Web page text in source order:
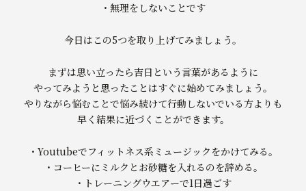
・無理をしないことです
今日はこの5つを取り上げてみましょう。
まずは思い立ったら吉日という言葉があるように
やってみようと思ったことはすぐに始めてみましょう。
やりながら悩むことで悩み続けて行動しないでいる方よりも
早く結果に近づくことができます。
・Youtubeでフィットネス系ミュージックをかけてみる。
・コーヒーにミルクとお砂糖を入れるのを辞める。
・トレーニングウエアーで1日過ごす